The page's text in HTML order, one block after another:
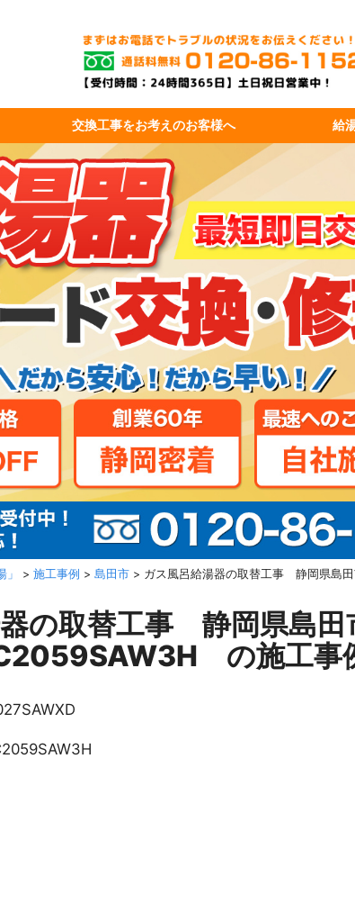
交換工事をお考えのお客様へ 給
> 施工事例 > 島田市 > ガス風呂給湯器の取替工事 静岡県
器の取替工事 静岡県島
の施工事